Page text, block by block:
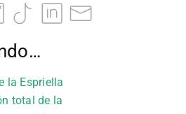
la Espriella
total de la